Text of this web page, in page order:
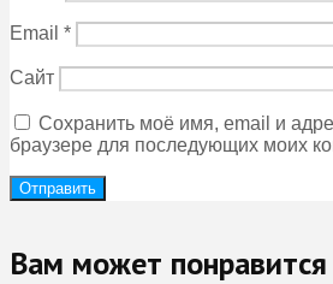
Email *
Сайт
Сохранить моё имя, email и
браузере для последующих моих
Вам может понравится